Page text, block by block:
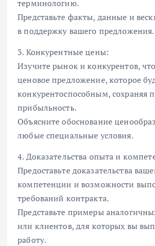
терминологию.
Представьте факты, данные и
в поддержку вашего предложения.
3. Конкурентные цены:
Изучите рынок и конкурентов,
ценовое предложение, которое
конкурентоспособным, сохраняя
прибыльность.
Объясните обоснование
любые специальные условия.
4. Доказательства опыта и
Предоставьте доказательства
компетенции и возможности
требований контракта.
Представьте примеры
или клиентов, для которых вы
работу.